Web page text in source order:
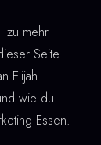
zu mehr
Seite
Elijah
wie du
Essen.